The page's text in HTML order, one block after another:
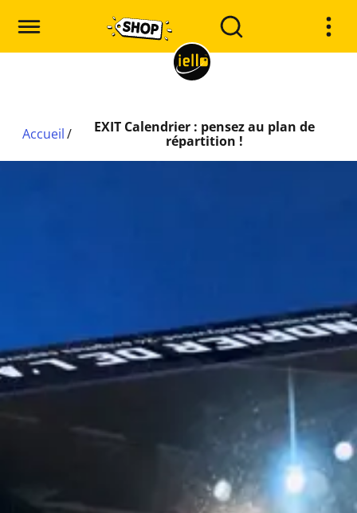
Accueil/
EXIT Calendrier : pensez au plan de
répartition !